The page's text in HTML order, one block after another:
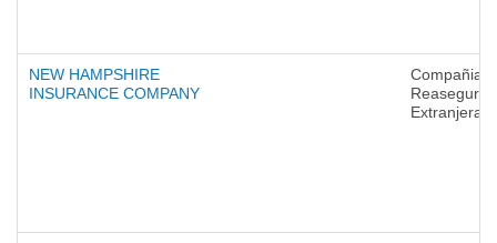
NEW HAMPSHIRE
INSURANCE COMPANY
Compañias
Reaseguro
Extranjeras